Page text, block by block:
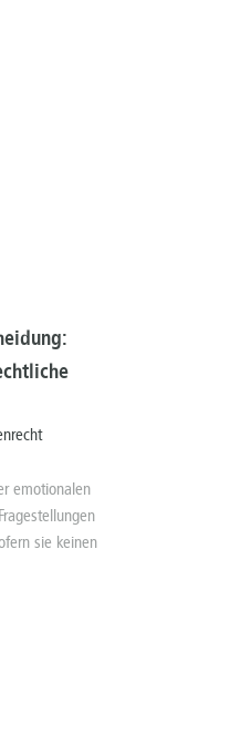
emotionalen
sie keinen